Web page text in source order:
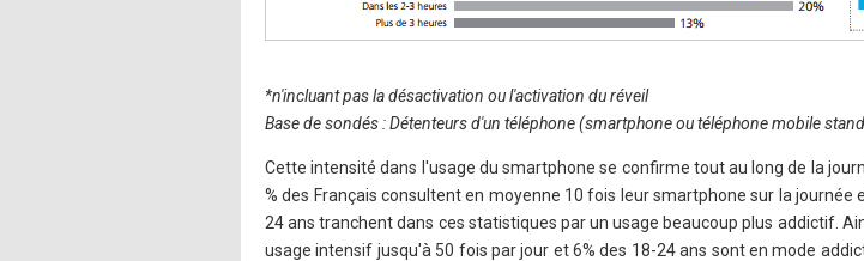
*n'incluant pas la désactivation ou l'activation du réveil
Base de sondés : Détenteurs d'un téléphone (smartphone ou téléphone mobile
Cette intensité dans l'usage du smartphone se confirme tout au long de la
% des Français consultent en moyenne 10 fois leur smartphone sur la journée
24 ans tranchent dans ces statistiques par un usage beaucoup plus addictif.
usage intensif jusqu'à 50 fois par jour et 6% des 18-24 ans sont en mode